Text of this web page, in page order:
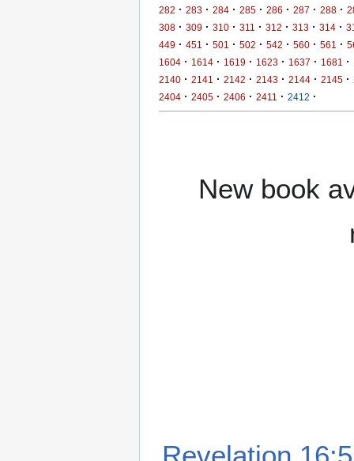
282 · 283 · 284 · 285 · 286 · 287 · 288 ·
308 · 309 · 310 · 311 · 312 · 313 · 314 ·
449 · 451 · 501 · 502 · 542 · 560 · 561 ·
1604 · 1614 · 1619 · 1623 · 1637 · 1681 ·
2140 · 2141 · 2142 · 2143 · 2144 · 2145 ·
2404 · 2405 · 2406 · 2411 · 2412 ·
New book